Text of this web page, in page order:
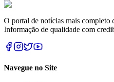
O portal de notícias mais completo
Informação de qualidade com
Navegue no Site